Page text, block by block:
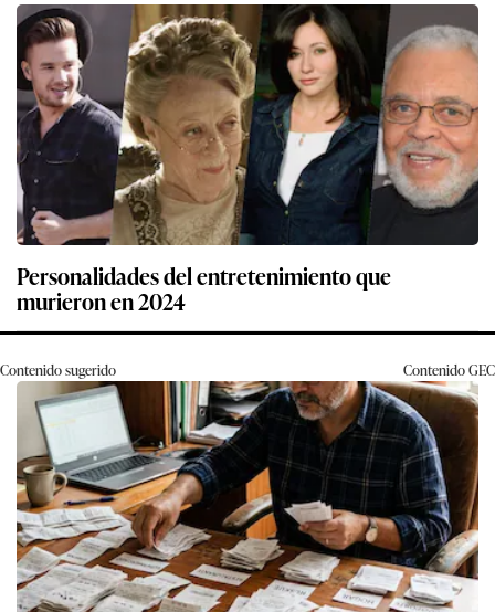
Personalidades del entretenimiento que
murieron en 2024
Contenido sugerido ContenidoGEC